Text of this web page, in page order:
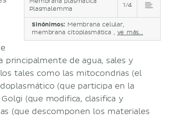
Plasmalemma
1/4
Sinónimos: Membrana celular,
membrana citoplasmática , ve más...
de agua, sales y
tales como las mitocondrias (el
(que participa en la
(que modifica, clasifica y
(que descomponen los materiales